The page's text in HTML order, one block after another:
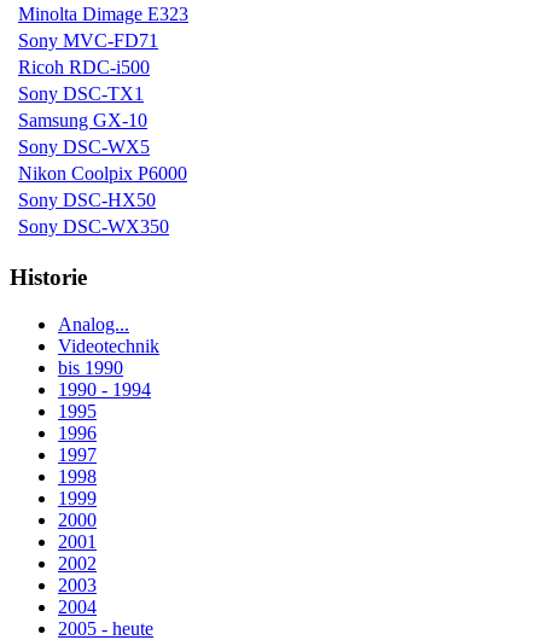
Minolta Dimage E323
Sony MVC-FD71
Ricoh RDC-i500
Sony DSC-TX1
Samsung GX-10
Sony DSC-WX5
Nikon Coolpix P6000
Sony DSC-HX50
Sony DSC-WX350
Historie
Analog...
Videotechnik
bis 1990
1990 - 1994
1995
1996
1997
1998
1999
2000
2001
2002
2003
2004
2005 - heute